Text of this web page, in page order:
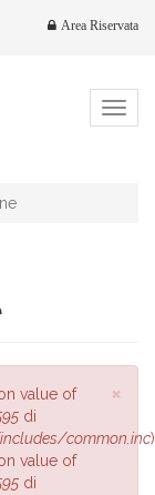
Area Riservata
×
value of
di
common.inc
value of
di